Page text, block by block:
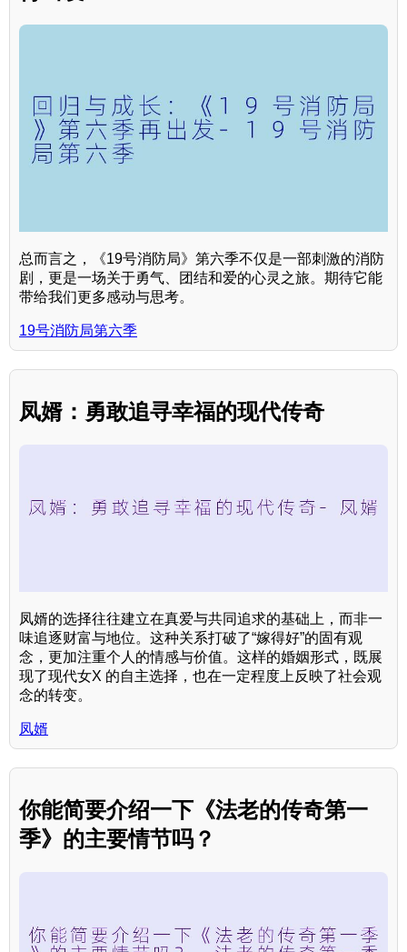
总而言之，《19号消防局》第六季不仅是一部刺激的消防
剧，更是一场关于勇气、团结和爱的心灵之旅。期待它能
带给我们更多感动与思考。
19号消防局第六季
凤婿：勇敢追寻幸福的现代传奇
凤婿的选择往往建立在真爱与共同追求的基础上，而非一
味追逐财富与地位。这种关系打破了“嫁得好”的固有观
念，更加注重个人的情感与价值。这样的婚姻形式，既展
现了现代女X 的自主选择，也在一定程度上反映了社会观
念的转变。
凤婿
你能简要介绍一下《法老的传奇第一
季》的主要情节吗？